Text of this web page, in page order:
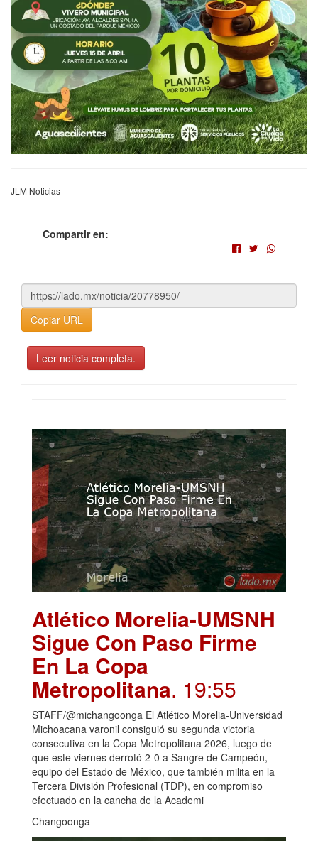
JLM Noticias
Compartir en:
Copiar URL
Leer noticia completa.
Atlético Morelia-UMSNH
Sigue Con Paso Firme
En La Copa
Metropolitana. 19:55
STAFF/@michangoonga El Atlético Morelia-Universidad
Michoacana varonil consiguió su segunda victoria
consecutiva en la Copa Metropolitana 2026, luego de
que este viernes derrotó 2-0 a Sangre de Campeón,
equipo del Estado de México, que también milita en la
Tercera División Profesional (TDP), en compromiso
efectuado en la cancha de la Academi
Changoonga